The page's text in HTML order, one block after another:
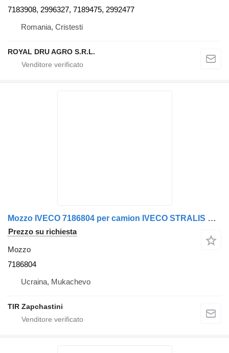
7183908, 2996327, 7189475, 2992477
Romania, Cristesti
ROYAL DRU AGRO S.R.L.
Mozzo IVECO 7186804 per camion IVECO STRALIS EURO STAR EURO TECH
Prezzo su richiesta
Mozzo
7186804
Ucraina, Mukachevo
TIR Zapchastini